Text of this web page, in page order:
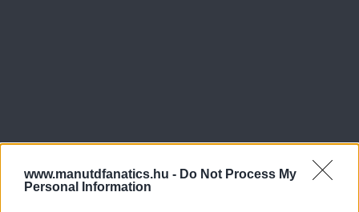
www.manutdfanatics.hu - Do Not Process My
Personal Information